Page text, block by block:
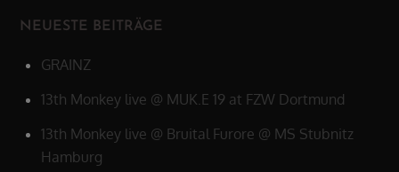
NEUESTE BEITRÄGE
GRAINZ
13th Monkey live @ MUK.E 19 at FZW Dortmund
13th Monkey live @ Bruital Furore @ MS Stubnitz
Hamburg